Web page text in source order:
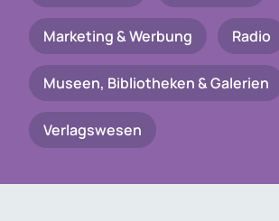
Marketing & Werbung Radio
Museen, Bibliotheken & Galerien
Verlagswesen